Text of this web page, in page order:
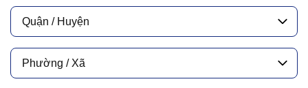
Quận / Huyện
Phường / Xã